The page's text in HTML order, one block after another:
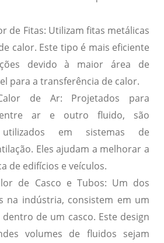
de Fitas: Utilizam fitas metálicas
calor. Este tipo é mais eficiente
devido à maior área de
para a transferência de calor.
de Ar: Projetados para
ar e outro fluido, são
utilizados em sistemas de
Eles ajudam a melhorar a
de edifícios e veículos.
de Casco e Tubos: Um dos
na indústria, consistem em um
de um casco. Este design
volumes de fluidos sejam